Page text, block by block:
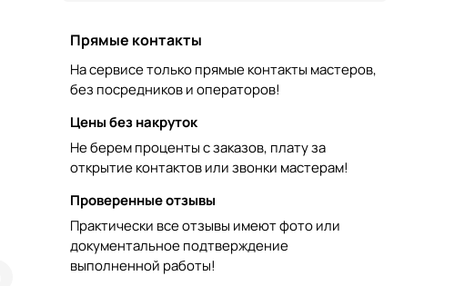
Прямые контакты
На сервисе только прямые контакты мастеров,
без посредников и операторов!
Цены без накруток
Не берем проценты с заказов, плату за
открытие контактов или звонки мастерам!
Проверенные отзывы
Практически все отзывы имеют фото или
документальное подтверждение
выполненной работы!